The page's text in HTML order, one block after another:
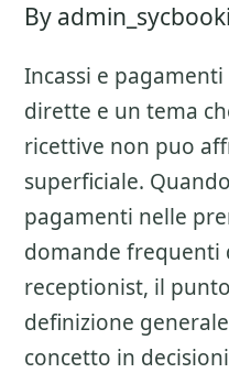
By
Incassi e
dirette e un tema
ricettive non puo
superficiale.
pagamenti nelle
domande frequenti
receptionist, il
definizione
concetto in